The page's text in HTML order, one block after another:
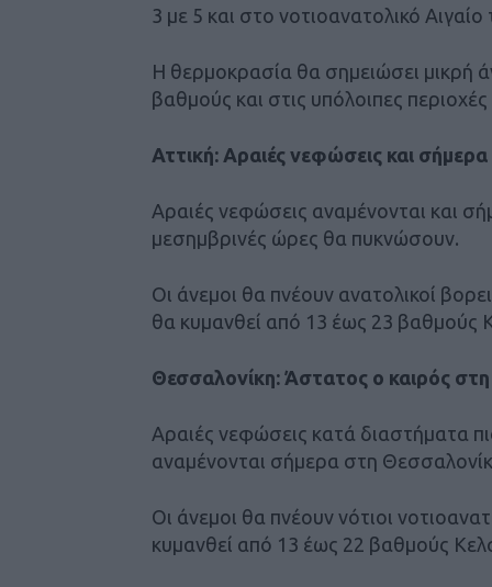
3 με 5 και στο νοτιοανατολικό
Η θερμοκρασία θα σημειώσει μικρή
βαθμούς και στις υπόλοιπες
Αττική: Αραιές νεφώσεις και σήμερα
Αραιές νεφώσεις αναμένονται και
μεσημβρινές ώρες θα πυκνώσουν.
Οι άνεμοι θα πνέουν ανατολικοί
θα κυμανθεί από 13 έως 23 βαθμούς
Θεσσαλονίκη: Άστατος ο καιρός
Αραιές νεφώσεις κατά διαστήματα
αναμένονται σήμερα στη
Οι άνεμοι θα πνέουν νότιοι
κυμανθεί από 13 έως 22 βαθμούς